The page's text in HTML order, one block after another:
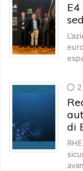
2
di